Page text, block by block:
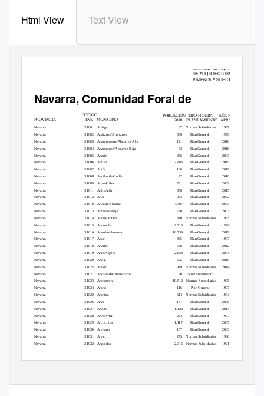
Html View Text View
DIRECCIÓN GENERAL
DE ARQUITECTURA,
VIVIENDA Y SUELO
Navarra, Comunidad Foral de
CÓDIGO POBLACIÓN TIPO FIGURA AÑO PUBLIC.
INE
PROVINCIA MUNICIPIO 2018 PLANEAMIENTO APROBACIÓN
Navarra
Navarra
Navarra
Navarra
Navarra
Navarra
Navarra
Navarra
Navarra
Navarra
Navarra
Navarra
Navarra
Navarra
Navarra
Navarra
Navarra
Navarra
Navarra
Navarra
Navarra
Navarra
Navarra
Navarra
Navarra
Navarra
Navarra
Navarra
Navarra
Navarra
Navarra
Navarra
31001 Abáigar 87 Normas Subsidiarias
1997
1999
2016
2016
2003
2015
2019
2010
2009
2015
2002
2003
2003
1995
1999
2019
1997
2012
2004
2015
2014
0
31002 Abárzuza/Abartzuza
31003 Abaurregaina/Abaurrea Alta
31004 Abaurrepea/Abaurrea Baja
31005 Aberin
550
Plan General
Plan General
Plan General
Plan General
Plan General
Plan General
Plan General
Plan General
Plan General
Plan General
Plan General
Plan General
121
33
356
2.483
156
72
31006 Ablitas
31007 Adiós
31008 Aguilar de Codés
31009 Aibar/Oibar
31011 Allín/Allin
31012 Allo
791
850
983
7.407
730
31010 Altsasu/Alsasua
31013 Améscoa Baja
31014 Ancín/Antzin
31015 Andosilla
31016 Ansoáin/Antsoain
31017 Anue
340 Normas Subsidiarias
2.715
Plan General
Plan General
Plan General
Plan General
Plan General
Plan General
10.739
485
31018 Añorbe
568
31019 Aoiz/Agoitz
31020 Araitz
2.624
525
31025 Arakil
949 Normas Subsidiarias
70 Sin Planeamiento
10.512 Normas Subsidiarias
116 Plan General
614 Normas Subsidiarias
31021 Aranarache/Aranaratxe
31023 Aranguren
31024 Arano
1995
1997
1994
2008
2017
1997
2007
2003
1996
1991
31022 Arantza
31026 Aras 157
1.124
264
Plan General
Plan General
Plan General
Plan General
Plan General
31027 Arbizu
31028 Arce/Artzi
31029 Arcos, Los
31030 Arellano
1.117
157
31031 Areso
275 Normas Subsidiarias
2.315 Normas Subsidiarias
31032 Arguedas